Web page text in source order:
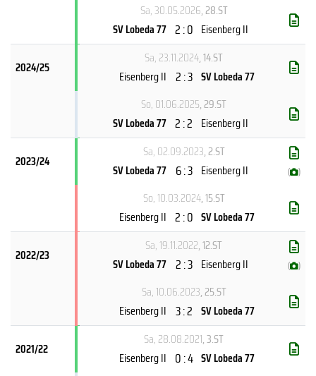
Sa, 30.05.2026, 28.ST
SV Lobeda 77 2 : 0 Eisenberg II
2024/25
Sa, 23.11.2024, 14.ST
Eisenberg II 2 : 3 SV Lobeda 77
So, 01.06.2025, 29.ST
SV Lobeda 77 2 : 2 Eisenberg II
2023/24
Sa, 02.09.2023, 2.ST
SV Lobeda 77 6 : 3 Eisenberg II ( )
So, 10.03.2024, 15.ST
Eisenberg II 2 : 0 SV Lobeda 77
2022/23
Sa, 19.11.2022, 12.ST
SV Lobeda 77 2 : 3 Eisenberg II ( )
Sa, 10.06.2023, 25.ST
Eisenberg II 3 : 2 SV Lobeda 77
2021/22
Sa, 28.08.2021, 3.ST
Eisenberg II 0 : 4 SV Lobeda 77